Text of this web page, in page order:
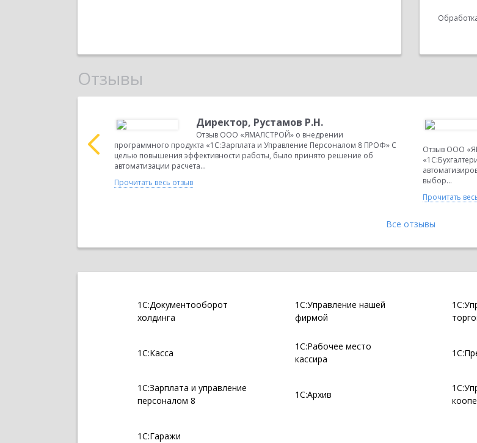
Отзывы
Директор, Рустамов Р.Н.
Отзыв ООО «ЯМАЛСТРОЙ» о внедрении
программного продукта «1С:Зарплата и Управление Персоналом 8 ПРОФ» С
целью повышения эффективности работы, было принято решение об
автоматизации расчета...
Прочитать весь отзыв
Отзыв ООО
выбор...
Прочитать
Все отзывы
1С:Документооборот
холдинга
1С:Управление нашей
фирмой
1С:Касса
1С:Рабочее место
кассира
1С:Зарплата и управление
персоналом 8
1С:Архив
1С:Гаражи